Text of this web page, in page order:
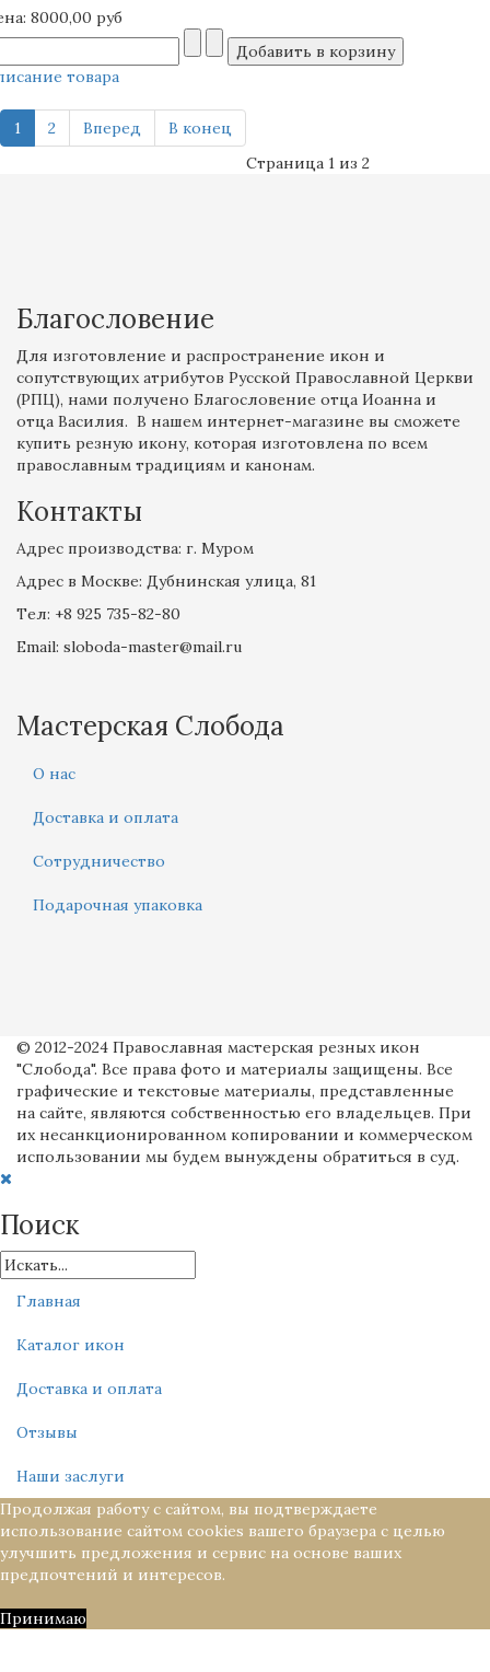
8000,00 руб
товара
1 2 Вперед
В конец
Страница 1 из 2
Благословение
Для изготовление и распространение икон и
сопутствующих атрибутов Русской Православной Церкви
(РПЦ), нами получено Благословение отца Иоанна и
отца Василия. В нашем интернет-магазине вы сможете
купить резную икону, которая изготовлена по всем
православным традициям и канонам.
Контакты
Адрес производства: г. Муром
Адрес в Москве: Дубнинская улица, 81
Tел: +8 925 735-82-80
Email: sloboda-master@mail.ru
Мастерская Слобода
О нас
Доставка и оплата
Сотрудничество
Подарочная упаковка
© 2012-2024 Православная мастерская резных икон
"Слобода". Все права фото и материалы защищены. Все
графические и текстовые материалы, представленные
на сайте, являются собственностью его владельцев. При
их несанкционированном копировании и коммерческом
использовании мы будем вынуждены обратиться в суд.
Поиск
Главная
Каталог икон
Доставка и оплата
Отзывы
Наши заслуги
Продолжая работу с сайтом, вы подтверждаете
использование сайтом cookies вашего браузера с целью
улучшить предложения и сервис на основе ваших
предпочтений и интересов.
Принимаю